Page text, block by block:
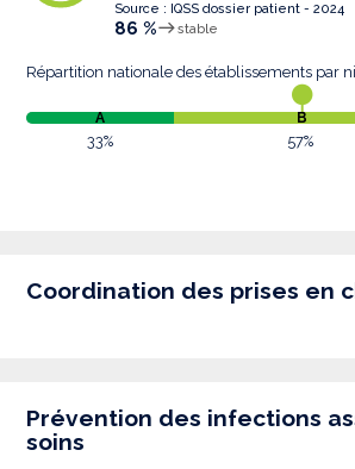
Source : IQSS dossier patient - 2024
86 % stable
Répartition nationale des établissements par
A B
33% 57%
Coordination des prises en
Prévention des infections
soins